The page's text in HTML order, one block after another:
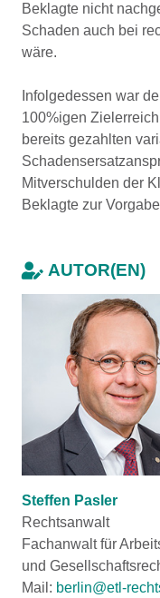
Beklagte nicht
Schaden auch bei
wäre.
Infolgedessen war
100%igen
bereits gezahlten
Mitverschulden der
Beklagte zur
AUTOR(EN)
Steffen Pasler
Rechtsanwalt
Fachanwalt für
und
Mail: berlin@etl-